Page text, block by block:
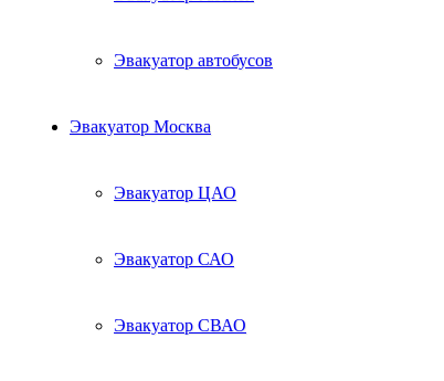
Эвакуатор автобусов
Эвакуатор Москва
Эвакуатор ЦАО
Эвакуатор САО
Эвакуатор СВАО